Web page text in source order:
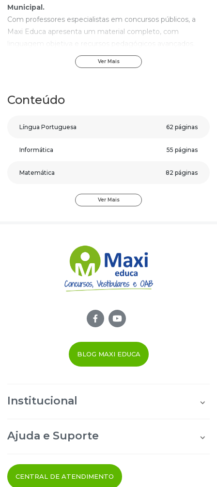
Municipal.
Com professores especialistas em concursos públicos, a
Maxi Educa apresenta um material completo, com
linguagem objetiva e recursos pedagógicos avançados.
Com os elementos de aprendizagem contidos nesta
Prefeitura de Itajubá - MG, qualquer pessoa,
Nossos materiais possuem características únicas que
exclusivo: Curso Online de Língua Portuguesa para
Itajubá - MG, Guarda Municipal:
Questões gabaritadas ao final de cada matéria;
Para conhecer um pouco, clique no botão Sumário e veja
algumas páginas da apostila.
Ver Mais
Conteúdo
Língua Portuguesa 62 páginas
Informática 55 páginas
Matemática 82 páginas
Conhecimentos Específicos
Ver Mais
BLOG MAXI EDUCA
Institucional
Área do Afiliado
Ajuda e Suporte
Termos de uso
Cancelamento do Pedido
CENTRAL DE ATENDIMENTO